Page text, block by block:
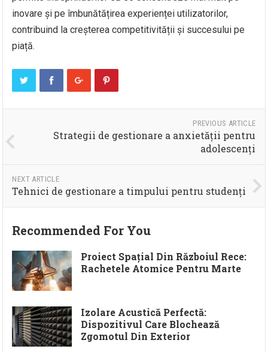
inovare și pe îmbunătățirea experienței utilizatorilor,
contribuind la creșterea competitivității și succesului pe
piață.
PREVIOUS ARTICLE
Strategii de gestionare a anxietății pentru
adolescenți
NEXT ARTICLE
Tehnici de gestionare a timpului pentru studenți
Recommended For You
Proiect Spațial Din Războiul Rece:
Rachetele Atomice Pentru Marte
Izolare Acustică Perfectă:
Dispozitivul Care Blochează
Zgomotul Din Exterior